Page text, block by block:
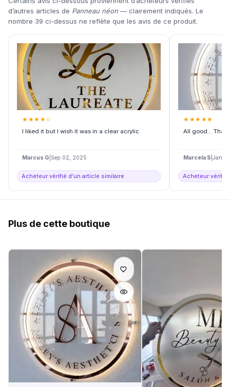
d’autres articles de Panneau néon — clairement indiqués. Le
nombre 39 ci-dessus ne reflète que les avis de ce produit.
★ ★★ ★☆
I liked it but I wish it was in a clear acrylic
Marcus G Sep 02, 2025
Acheteur vérifié d’un article similaire
★ ★★ ★★
All good...
Marcela S Jan
Acheteur vérifié
Plus de cette boutique